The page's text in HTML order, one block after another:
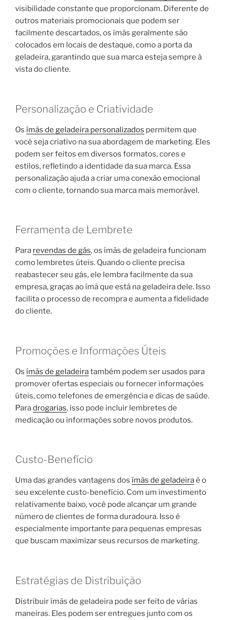
visibilidade constante que proporcionam. Diferente de
outros materiais promocionais que podem ser
facilmente descartados, os ímãs geralmente são
colocados em locais de destaque, como a porta da
geladeira, garantindo que sua marca esteja sempre à
vista do cliente.
Personalização e Criatividade
Os ímãs de geladeira personalizados permitem que
você seja criativo na sua abordagem de marketing. Eles
podem ser feitos em diversos formatos, cores e
estilos, refletindo a identidade da sua marca. Essa
personalização ajuda a criar uma conexão emocional
com o cliente, tornando sua marca mais memorável.
Ferramenta de Lembrete
Para revendas de gás, os ímãs de geladeira funcionam
como lembretes úteis. Quando o cliente precisa
reabastecer seu gás, ele lembra facilmente da sua
empresa, graças ao ímã que está na geladeira dele. Isso
facilita o processo de recompra e aumenta a fidelidade
do cliente.
Promoções e Informações Úteis
Os ímãs de geladeiratambém podem ser usados para
promover ofertas especiais ou fornecer informações
úteis, como telefones de emergência e dicas de saúde.
Paradrogarias, isso pode incluir lembretes de
medicação ou informações sobre novos produtos.
Custo-Benefício
Uma das grandes vantagens dos ímãs de geladeiraé o
seu excelente custo-benefício. Com um investimento
relativamente baixo, você pode alcançar um grande
número de clientes de forma duradoura. Isso é
especialmente importante para pequenas empresas
que buscam maximizar seus recursos de marketing.
Estratégias de Distribuição
Distribuir ímãs de geladeira pode ser feito de várias
maneiras. Eles podem ser entregues junto com os